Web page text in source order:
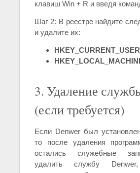
клавиш Win + R и введя
Шаг 2: В реестре найдите
и удалите их:
3. Удаление
(если требуется)
Если Denwer был
то после удаления
остались служебные
удалить службу